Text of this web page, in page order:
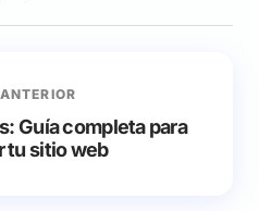
Guía completa para
tu sitio web